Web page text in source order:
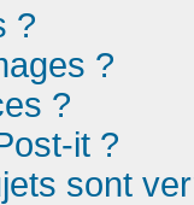
?
?
?
it ?
sont